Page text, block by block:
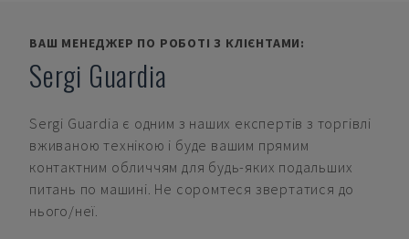
ВАШ МЕНЕДЖЕР ПО РОБОТІ З КЛІЄНТАМИ:
Sergi Guardia
Sergi Guardia є одним з наших експертів з торгівлі
вживаною технікою і буде вашим прямим
контактним обличчям для будь-яких подальших
питань по машині. Не соромтеся звертатися до
нього/неї.